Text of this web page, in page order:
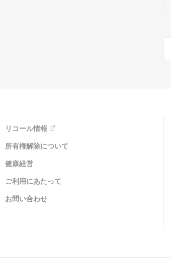
リコール情報
所有権解除について
健康経営
ご利用にあたって
お問い合わせ